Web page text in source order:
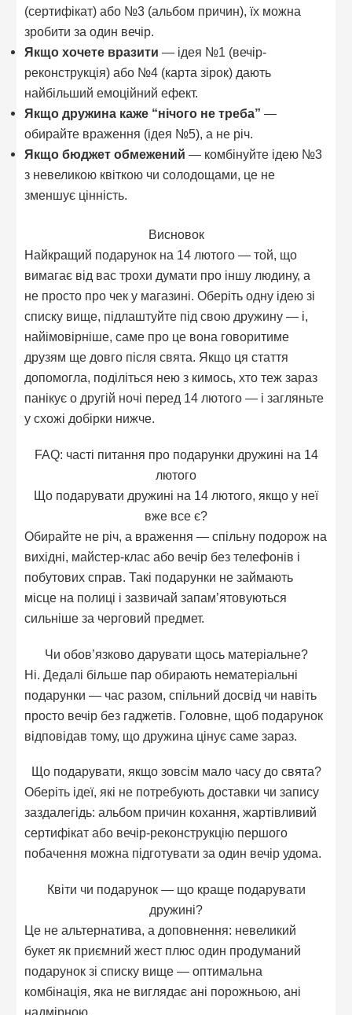
(сертифікат) або №3 (альбом причин), їх можна
зробити за один вечір.
Якщо хочете вразити — ідея №1 (вечір-
реконструкція) або №4 (карта зірок) дають
найбільший емоційний ефект.
Якщо дружина каже “нічого не треба” —
обирайте враження (ідея №5), а не річ.
Якщо бюджет обмежений — комбінуйте ідею №3
з невеликою квіткою чи солодощами, це не
зменшує цінність.
Висновок
Найкращий подарунок на 14 лютого — той, що
вимагає від вас трохи думати про іншу людину, а
не просто про чек у магазині. Оберіть одну ідею зі
списку вище, підлаштуйте під свою дружину — і,
найімовірніше, саме про це вона говоритиме
друзям ще довго після свята. Якщо ця стаття
допомогла, поділіться нею з кимось, хто теж зараз
панікує о другій ночі перед 14 лютого — і загляньте
у схожі добірки нижче.
FAQ: часті питання про подарунки дружині на 14
лютого
Що подарувати дружині на 14 лютого, якщо у неї
вже все є?
Обирайте не річ, а враження — спільну подорож на
вихідні, майстер-клас або вечір без телефонів і
побутових справ. Такі подарунки не займають
місце на полиці і зазвичай запам’ятовуються
сильніше за черговий предмет.
Чи обов’язково дарувати щось матеріальне?
Ні. Дедалі більше пар обирають нематеріальні
подарунки — час разом, спільний досвід чи навіть
просто вечір без гаджетів. Головне, щоб подарунок
відповідав тому, що дружина цінує саме зараз.
Що подарувати, якщо зовсім мало часу до свята?
Оберіть ідеї, які не потребують доставки чи запису
заздалегідь: альбом причин кохання, жартівливий
сертифікат або вечір-реконструкцію першого
побачення можна підготувати за один вечір удома.
Квіти чи подарунок — що краще подарувати
дружині?
Це не альтернатива, а доповнення: невеликий
букет як приємний жест плюс один продуманий
подарунок зі списку вище — оптимальна
комбінація, яка не виглядає ані порожньою, ані
надмірною.